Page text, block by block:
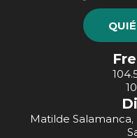
Matilde